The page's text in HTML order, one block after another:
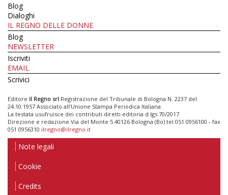
Blog
Dialoghi
IL REGNO DELLE DONNE
Blog
NEWSLETTER
Iscriviti
EMAIL
Scrivici
Editore Il Regno srl Registrazione del Tribunale di Bologna N. 2237 del
24.10.1957 Associato all’Unione Stampa Periodica Italiana
La testata usufruisce dei contributi diretti editoria d.lgs 70/2017
Direzione e redazione Via del Monte 5 40126 Bologna (Bo) tel 051 0956100 - fax
051 0956310 ilregno@ilregno.it
Note legali
Cookie
Credits